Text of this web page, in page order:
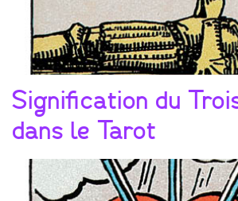
Signification du
dans le Tarot